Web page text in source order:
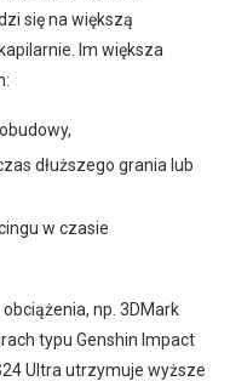
się na większą
Im większa
dłuższego grania lub
w czasie
np. 3DMark
typu Genshin Impact
Ultra utrzymuje wyższe